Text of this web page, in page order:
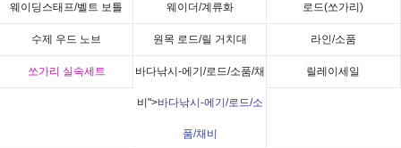
웨이딩스태프/벨트 보틀 웨이더/계류화 로드(쏘가리)
수제 우드 노브 원목 로드/릴 거치대 라인/소품
쏘가리 실속세트 바다낚시-에기/로드/소품/채
비">바다낚시-에기/로드/소
품/채비
릴레이세일